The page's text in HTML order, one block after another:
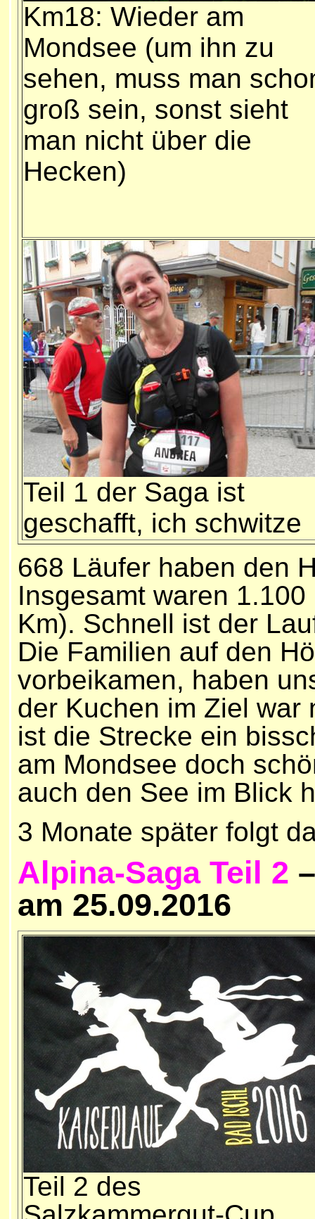
Km18: Wieder am
Mondsee (um ihn zu
sehen, muss man
groß sein, sonst sieht
man nicht über die
Hecken)
Teil 1 der Saga ist
geschafft, ich schwitze
668 Läufer haben den
Insgesamt waren
Km). Schnell ist der
Die Familien auf den
vorbeikamen, haben
der Kuchen im Ziel war
ist die Strecke ein
am Mondsee doch
auch den See im Blick
3 Monate später folgt
Alpina-Saga Teil 2
am 25.09.2016
Teil 2 des